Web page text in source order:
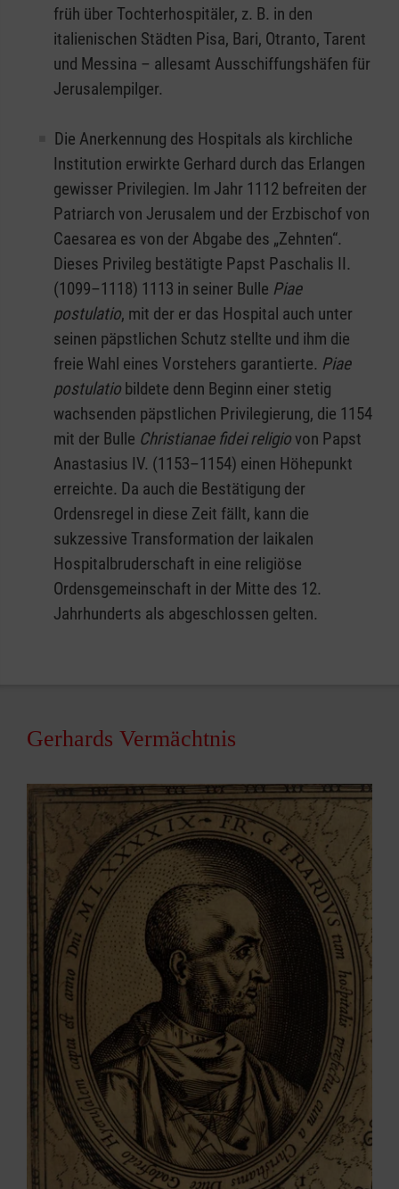
früh über Tochterhospitäler, z. B. in den
italienischen Städten Pisa, Bari, Otranto, Tarent
und Messina – allesamt Ausschiffungshäfen für
Jerusalempilger.
Die Anerkennung des Hospitals als kirchliche
Institution erwirkte Gerhard durch das Erlangen
gewisser Privilegien. Im Jahr 1112 befreiten der
Patriarch von Jerusalem und der Erzbischof von
Caesarea es von der Abgabe des „Zehnten“.
Dieses Privileg bestätigte Papst Paschalis II.
(1099–1118) 1113 in seiner Bulle Piae
postulatio, mit der er das Hospital auch unter
seinen päpstlichen Schutz stellte und ihm die
freie Wahl eines Vorstehers garantierte. Piae
postulatio bildete denn Beginn einer stetig
wachsenden päpstlichen Privilegierung, die 1154
mit der Bulle Christianae fidei religiovon Papst
Anastasius IV. (1153–1154) einen Höhepunkt
erreichte. Da auch die Bestätigung der
Ordensregel in diese Zeit fällt, kann die
sukzessive Transformation der laikalen
Hospitalbruderschaft in eine religiöse
Ordensgemeinschaft in der Mitte des 12.
Jahrhunderts als abgeschlossen gelten.
Gerhards Vermächtnis